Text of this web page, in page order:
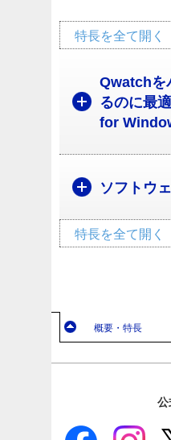
特長を全て開く
Qwatchを
るのに最
for
ソフトウ
特長を全て開く
概要・特長
公